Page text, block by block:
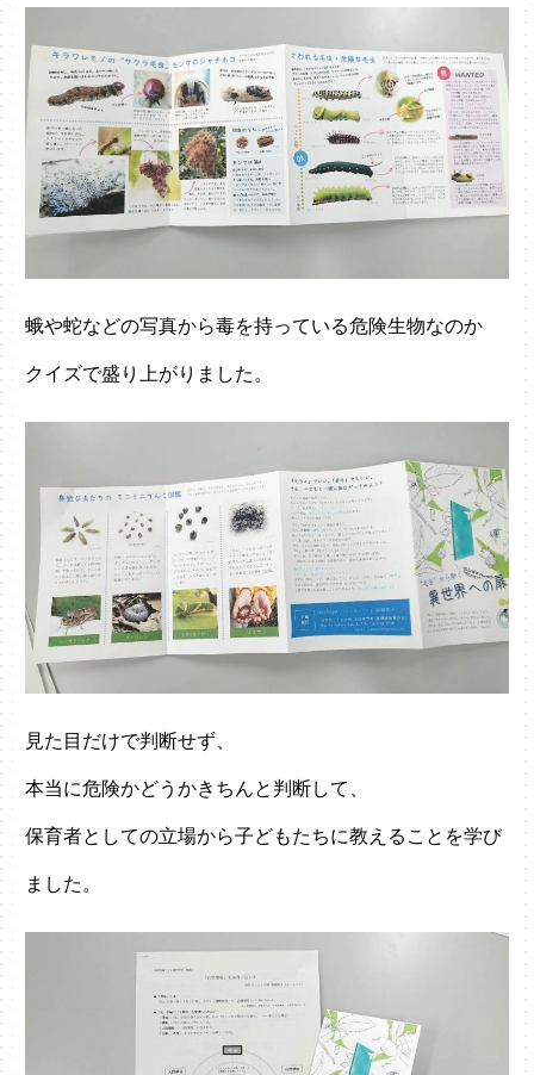
蛾や蛇などの写真から毒を持っている危険生物なのか
クイズで盛り上がりました。
見た目だけで判断せず、
本当に危険かどうかきちんと判断して、
保育者としての立場から子どもたちに教えることを学び
ました。